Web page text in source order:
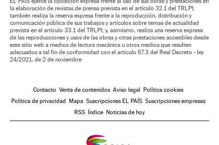
la elaboración de revistas de prensa prevista en el artículo 32.1 del TRLPI;
también realiza la reserva expresa frente a la reproducción, distribución y
comunicación pública de sus trabajos y artículos sobre temas de actualidad
prevista en el artículo 33.1 del TRLPI; y, asimismo, realiza una reserva expresa
de las reproducciones y usos de las obras y otras prestaciones accesibles desde
este sitio web a medios de lectura mecánica u otros medios que resulten
adecuados a tal fin de conformidad con el artículo 67.3 del Real Decreto - ley
24/2021, de 2 de noviembre
Contacto Venta de contenidos Aviso legal
Política cookies
Política de privacidad
Mapa Suscripciones EL PAÍS Suscripciones empresas
RSS
Índice Noticias de hoy